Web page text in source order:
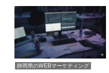
静岡県のWEBマーケティング